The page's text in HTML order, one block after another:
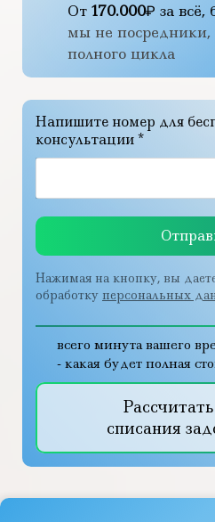
От 170.000₽ за всё,
мы не
полного цикла
Напишите номер для
консультации *
Нажимая на кнопку, вы
обработку персональных
всего минута вашего
- какая будет полная
списания